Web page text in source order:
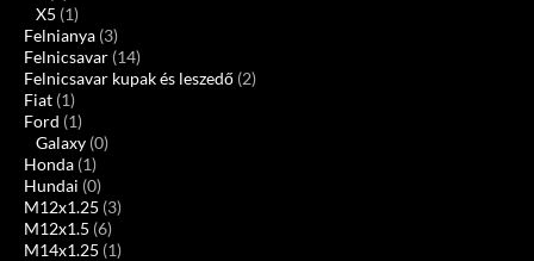
X5 (1)
Felnianya (3)
Felnicsavar (14)
Felnicsavar kupak és leszedő (2)
Fiat (1)
Ford (1)
Galaxy (0)
Honda (1)
Hundai (0)
M12x1.25 (3)
M12x1.5 (6)
M14x1.25 (1)